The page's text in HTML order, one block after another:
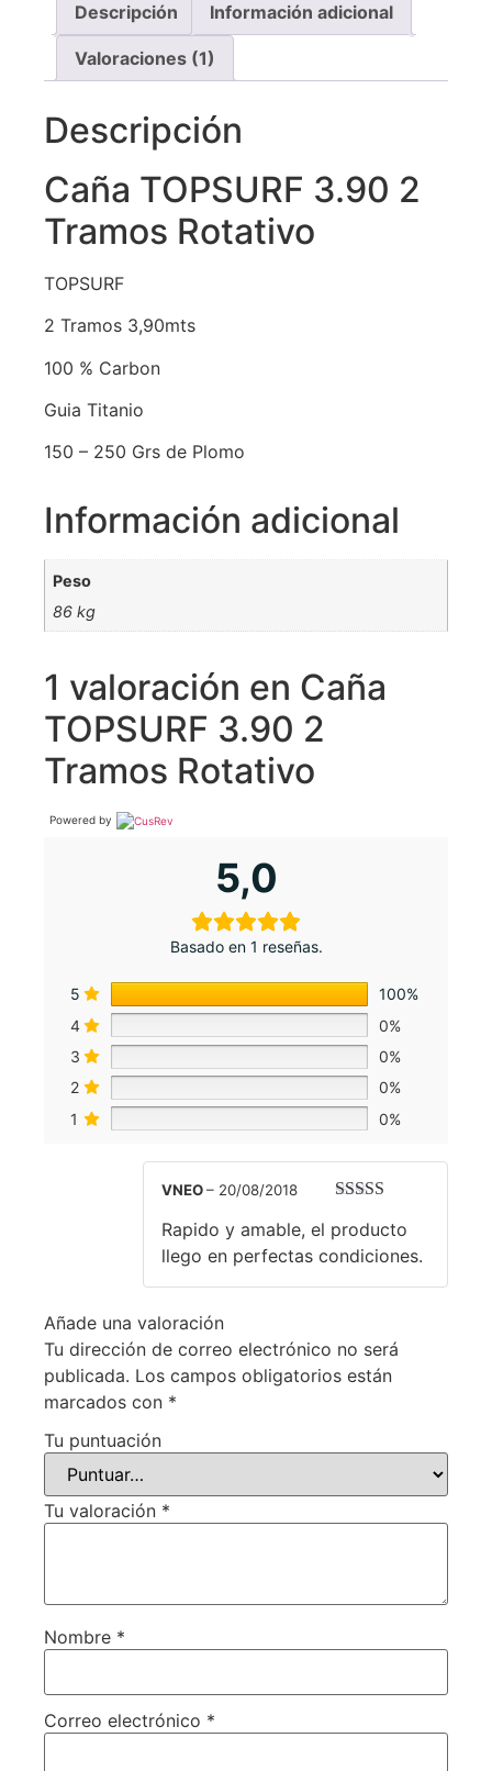
Descripción Información adicional
Valoraciones (1)
Descripción
Caña TOPSURF 3.90 2
Tramos Rotativo
TOPSURF
2 Tramos 3,90mts
100 % Carbon
Guia Titanio
150 – 250 Grs de Plomo
Información adicional
Peso
86 kg
1 valoración en Caña
TOPSURF 3.90 2
Tramos Rotativo
Powered by
5,0
Basado en 1 reseñas.
5
100%
4
0%
3
0%
2
0%
1
0%
5de 5
VNEO– 20/08/2018
Rapido y amable, el producto
llego en perfectas condiciones.
Añade una valoración
Tu dirección de correo electrónico no será
publicada. Los campos obligatorios están
marcados con *
Tu puntuación
Tu valoración *
Nombre *
Correo electrónico *